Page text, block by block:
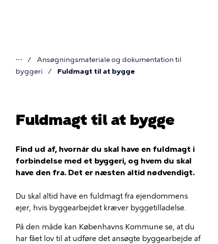
Du
⋯
Ansøgningsmateriale og dokumentation til
byggeri
Fuldmagt til at bygge
Fuldmagt til at bygge
Find ud af, hvornår du skal have en fuldmagt i
forbindelse med et byggeri, og hvem du skal
have den fra. Det er næsten altid nødvendigt.
Du skal altid have en fuldmagt fra ejendommens
ejer, hvis byggearbejdet kræver byggetilladelse.
På den måde kan Københavns Kommune se, at du
har fået lov til at udføre det ansøgte byggearbejde af